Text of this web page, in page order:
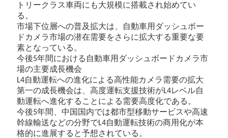
トリークラス車両にも大規模に搭載され始めてい
る。
市場下位層への普及拡大は、自動車用ダッシュボー
ドカメラ市場の潜在需要をさらに拡大する重要な要
素となっている。
今後5年間における自動車用ダッシュボードカメラ市
場の主要成長機会
L4自動運転への進化による高性能カメラ需要の拡大
第一の成長機会は、高度運転支援技術がL4レベル自
動運転へ進化することによる需要高度化である。
今後5年間、中国国内では都市型移動サービスや高速
幹線輸送などの分野でL4自動運転技術の商用化が本
格的に進展すると予想されている。